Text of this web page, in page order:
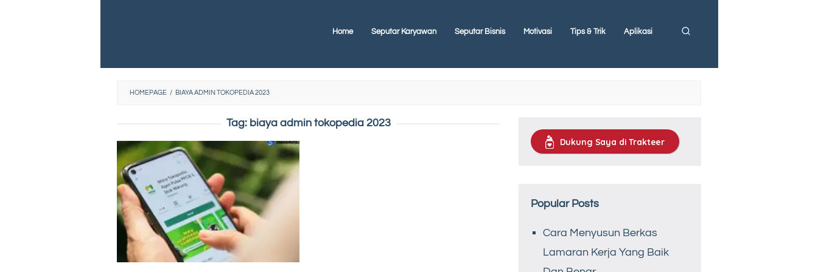
Home Seputar Karyawan Seputar Bisnis Motivasi Tips & Trik Aplikasi
HOMEPAGE / BIAYA ADMIN TOKOPEDIA 2023
Tag: biaya admin tokopedia 2023
Dukung Saya di Trakteer
Popular Posts
Cara Menyusun Berkas
Lamaran Kerja Yang Baik